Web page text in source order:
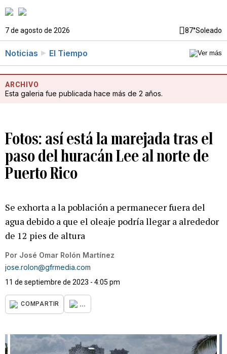
7 de agosto de 2026 87°Soleado
Noticias El Tiempo
ARCHIVO
Esta galeria fue publicada hace más de 2 años.
Fotos: así está la marejada tras el
paso del huracán Lee al norte de
Puerto Rico
Se exhorta a la población a permanecer fuera del
agua debido a que el oleaje podría llegar a alrededor
de 12 pies de altura
Por José Omar Rolón Martínez
jose.rolon@gfrmedia.com
11 de septiembre de 2023 - 4:05 pm
COMPARTIR ...